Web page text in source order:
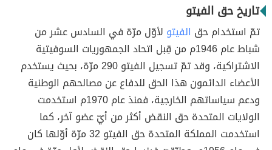
تاريخ حق الفيتو
تمّ استخدام حق الفيتو لأوّل مرّة في السادس عشر من
شباط عام 1946م من قِبل اتحاد الجمهوريات السوفيتية
الاشتراكية، وقد تمّ تسجيل الفيتو 290 مرّة، بحيث يستخدم
الأعضاء الدائمون هذا الحق للدفاع عن مصالحهم الوطنية
ودعم سياساتهم الخارجية، فمنذ عام 1970م استخدمت
الولايات المتحدة حق النقض أكثر من أيّ عضو آخر، كما
استخدمت المملكة المتحدة حق الفيتو 32 مرّة أوّلها كان